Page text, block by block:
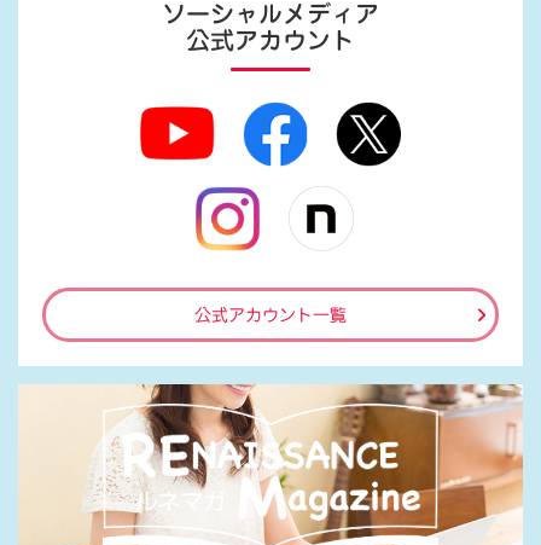
ソーシャルメディア
公式アカウント
公式アカウント一覧